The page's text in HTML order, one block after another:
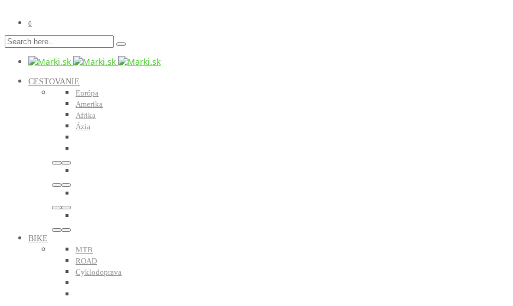
0
CESTOVANIE
Európa
Amerika
Afrika
Ázia
BIKE
MTB
ROAD
Cyklodoprava